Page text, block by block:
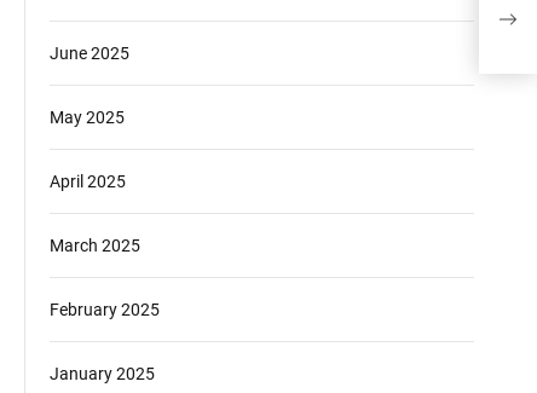
June 2025
May 2025
April 2025
March 2025
February 2025
January 2025